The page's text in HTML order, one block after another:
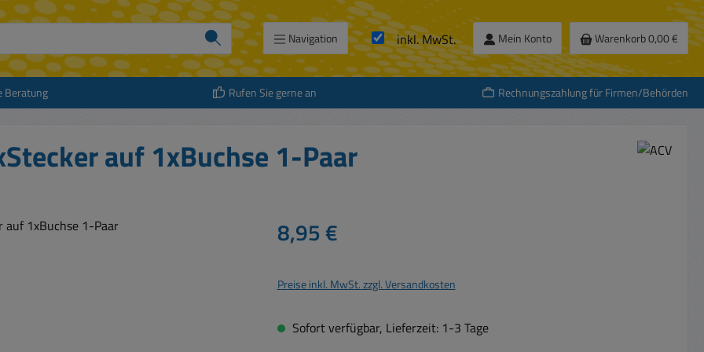
Navigation inkl. MwSt. Mein Konto Warenkorb0,00 €
Beratung Rufen Sie gerne an Rechnungszahlung für Firmen/Behörden
auf 1xBuchse 1-Paar
Regulärer Preis:
8,95 €
Preise inkl. MwSt. zzgl. Versandkosten
Sofort verfügbar, Lieferzeit: 1-3 Tage